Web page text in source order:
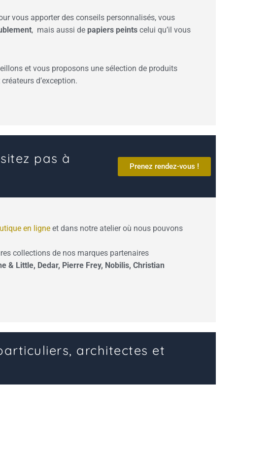
vous apporter des conseils personnalisés, vous
, mais aussi de papiers peints celui qu’il vous
et vous proposons une sélection de produits
d’exception.
pas à
Prenez rendez-vous !
en ligne et dans notre atelier où nous pouvons
collections de nos marques partenaires
& Little, Dedar, Pierre Frey, Nobilis, Christian
architectes et